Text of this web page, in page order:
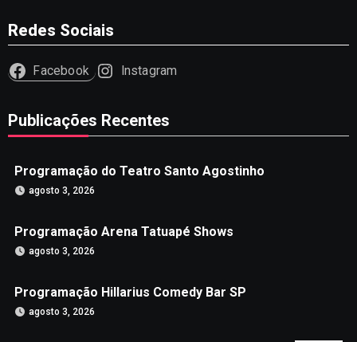
Redes Sociais
Facebook Instagram
Publicações Recentes
Programação do Teatro Santo Agostinho
agosto 3, 2026
Programação Arena Tatuapé Shows
agosto 3, 2026
Programação Hillarius Comedy Bar SP
agosto 3, 2026